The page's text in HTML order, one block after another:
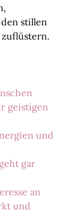
stillen
zuflüstern.
geistigen
und
gar
an
und